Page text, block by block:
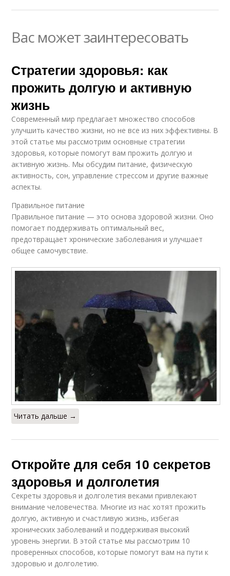
Вас может заинтересовать
Стратегии здоровья: как
прожить долгую и активную
жизнь
Современный мир предлагает множество способов
улучшить качество жизни, но не все из них эффективны. В
этой статье мы рассмотрим основные стратегии
здоровья, которые помогут вам прожить долгую и
активную жизнь. Мы обсудим питание, физическую
активность, сон, управление стрессом и другие важные
аспекты.
Правильное питание
Правильное питание — это основа здоровой жизни. Оно
помогает поддерживать оптимальный вес,
предотвращает хронические заболевания и улучшает
общее самочувствие.
Читать дальше →
Откройте для себя 10 секретов
здоровья и долголетия
Секреты здоровья и долголетия веками привлекают
внимание человечества. Многие из нас хотят прожить
долгую, активную и счастливую жизнь, избегая
хронических заболеваний и поддерживая высокий
уровень энергии. В этой статье мы рассмотрим 10
проверенных способов, которые помогут вам на пути к
здоровью и долголетию.